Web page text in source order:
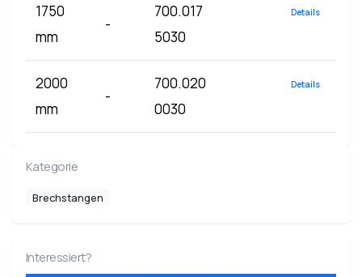
1750
mm
-
700.017
5030
Details
2000
mm
-
700.020
0030
Details
Kategorie
Brechstangen
Interessiert?